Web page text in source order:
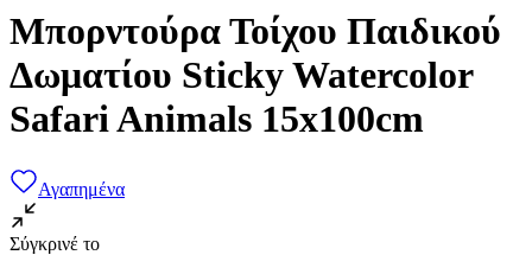
Μπορντούρα Τοίχου Παιδικού
Δωματίου Sticky Watercolor
Safari Animals 15x100cm
Αγαπημένα
Σύγκρινέ το